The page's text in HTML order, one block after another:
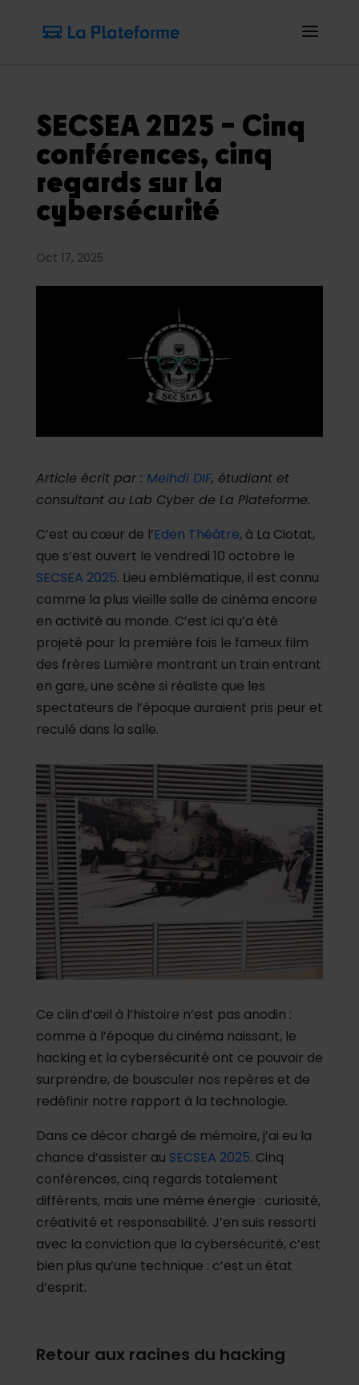
SECSEA 2025 – Cinq
conférences, cinq
regards sur la
cybersécurité
Oct 17, 2025
Article écrit par : Meihdi DIF, étudiant et
consultant au Lab Cyber de La Plateforme.
C’est au cœur de l’Eden Théâtre, à La Ciotat,
que s’est ouvert le vendredi 10 octobre le
SECSEA 2025. Lieu emblématique, il est connu
comme la plus vieille salle de cinéma encore
en activité au monde. C’est ici qu’a été
projeté pour la première fois le fameux film
des frères Lumière montrant un train entrant
en gare, une scène si réaliste que les
spectateurs de l’époque auraient pris peur et
reculé dans la salle.
Ce clin d’œil à l’histoire n’est pas anodin :
comme à l’époque du cinéma naissant, le
hacking et la cybersécurité ont ce pouvoir de
surprendre, de bousculer nos repères et de
redéfinir notre rapport à la technologie.
Dans ce décor chargé de mémoire, j’ai eu la
chance d’assister au SECSEA 2025. Cinq
conférences, cinq regards totalement
différents, mais une même énergie : curiosité,
créativité et responsabilité. J’en suis ressorti
avec la conviction que la cybersécurité, c’est
bien plus qu’une technique : c’est un état
d’esprit.
Retour aux racines du hacking